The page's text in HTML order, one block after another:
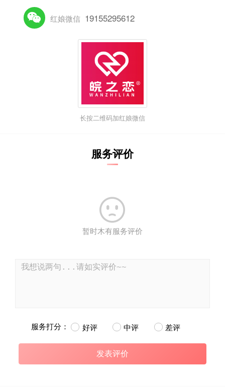
 红娘微信 19155295612
长按二维码加红娘微信
服务评价

暂时木有服务评价
服务打分： 好评 中评 差评